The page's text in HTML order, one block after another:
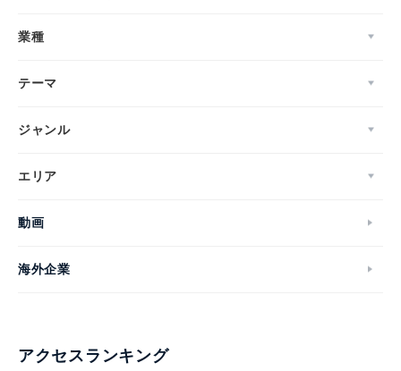
業種
テーマ
ジャンル
エリア
動画
海外企業
アクセスランキング